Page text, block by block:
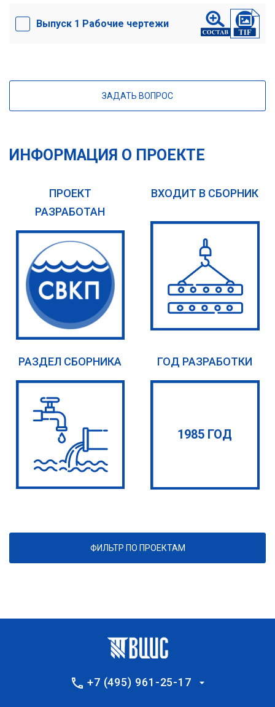
Выпуск 1 Рабочие чертежи
ЗАДАТЬ ВОПРОС
ИНФОРМАЦИЯ О ПРОЕКТЕ
ПРОЕКТ
РАЗРАБОТАН
ВХОДИТ В СБОРНИК
РАЗДЕЛ СБОРНИКА ГОД РАЗРАБОТКИ
1985 ГОД
ФИЛЬТР ПО ПРОЕКТАМ
+7 (495) 961-25-17